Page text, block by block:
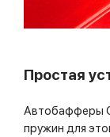
Простая
Автобафферы
пружин для